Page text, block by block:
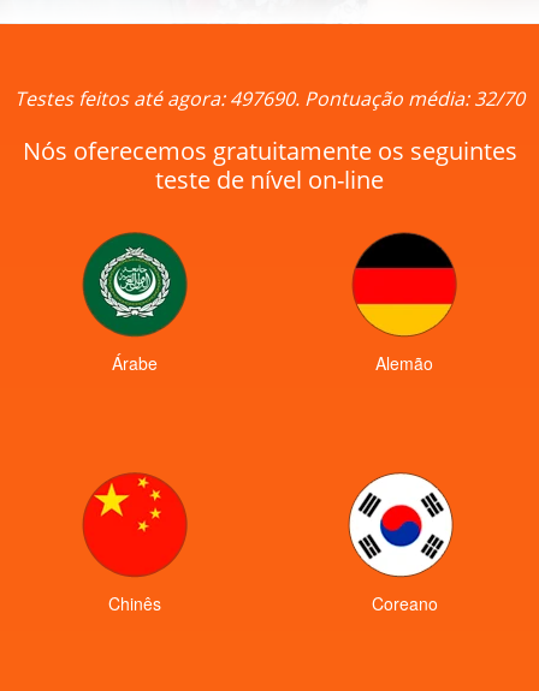
Testes feitos até agora: 497690. Pontuação média: 32/70
Nós oferecemos gratuitamente os seguintes
teste de nível on-line
Árabe Alemão
Chinês Coreano